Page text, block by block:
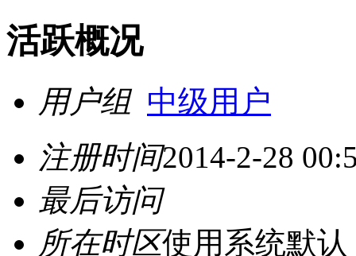
活跃概况
用户组 中级用户
注册时间2014-2-28
最后访问
所在时区使用系统默认